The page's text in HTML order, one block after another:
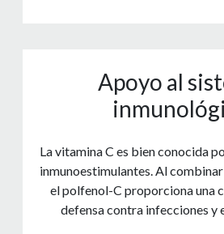
Apoyo al
La vitamina C es bien conocida
inmunoestimulantes. Al
el polfenol-C proporciona una
defensa contra infecciones y